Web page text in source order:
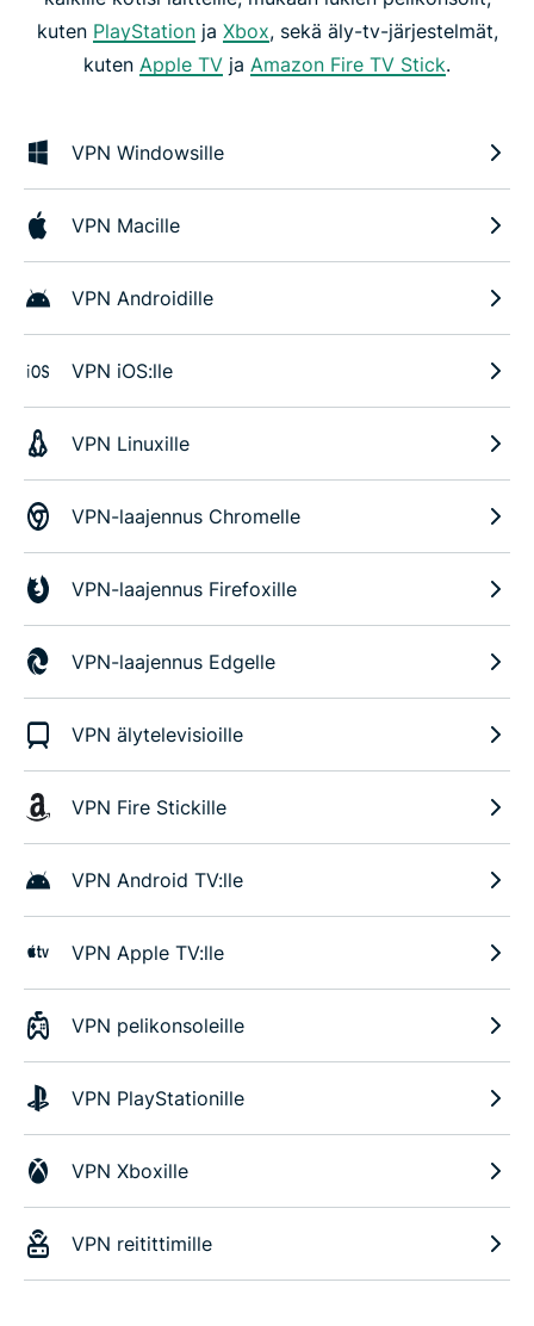
kuten PlayStationja Xbox, sekä äly-tv-järjestelmät,
kuten Apple TV ja Amazon Fire TV Stick.
VPN Windowsille
VPN Macille
VPN Androidille
VPN iOS:lle
VPN Linuxille
VPN-laajennus Chromelle
VPN-laajennus Firefoxille
VPN-laajennus Edgelle
VPN älytelevisioille
VPN Fire Stickille
VPN Android TV:lle
VPN Apple TV:lle
VPN pelikonsoleille
VPN PlayStationille
VPN Xboxille
VPN reitittimille